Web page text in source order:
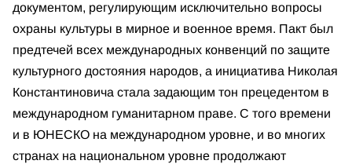
документом, регулирующим исключительно вопросы
охраны культуры в мирное и военное время. Пакт был
предтечей всех международных конвенций по защите
культурного достояния народов, а инициатива Николая
Константиновича стала задающим тон прецедентом в
международном гуманитарном праве. С того времени
и в ЮНЕСКО на международном уровне, и во многих
странах на национальном уровне продолжают